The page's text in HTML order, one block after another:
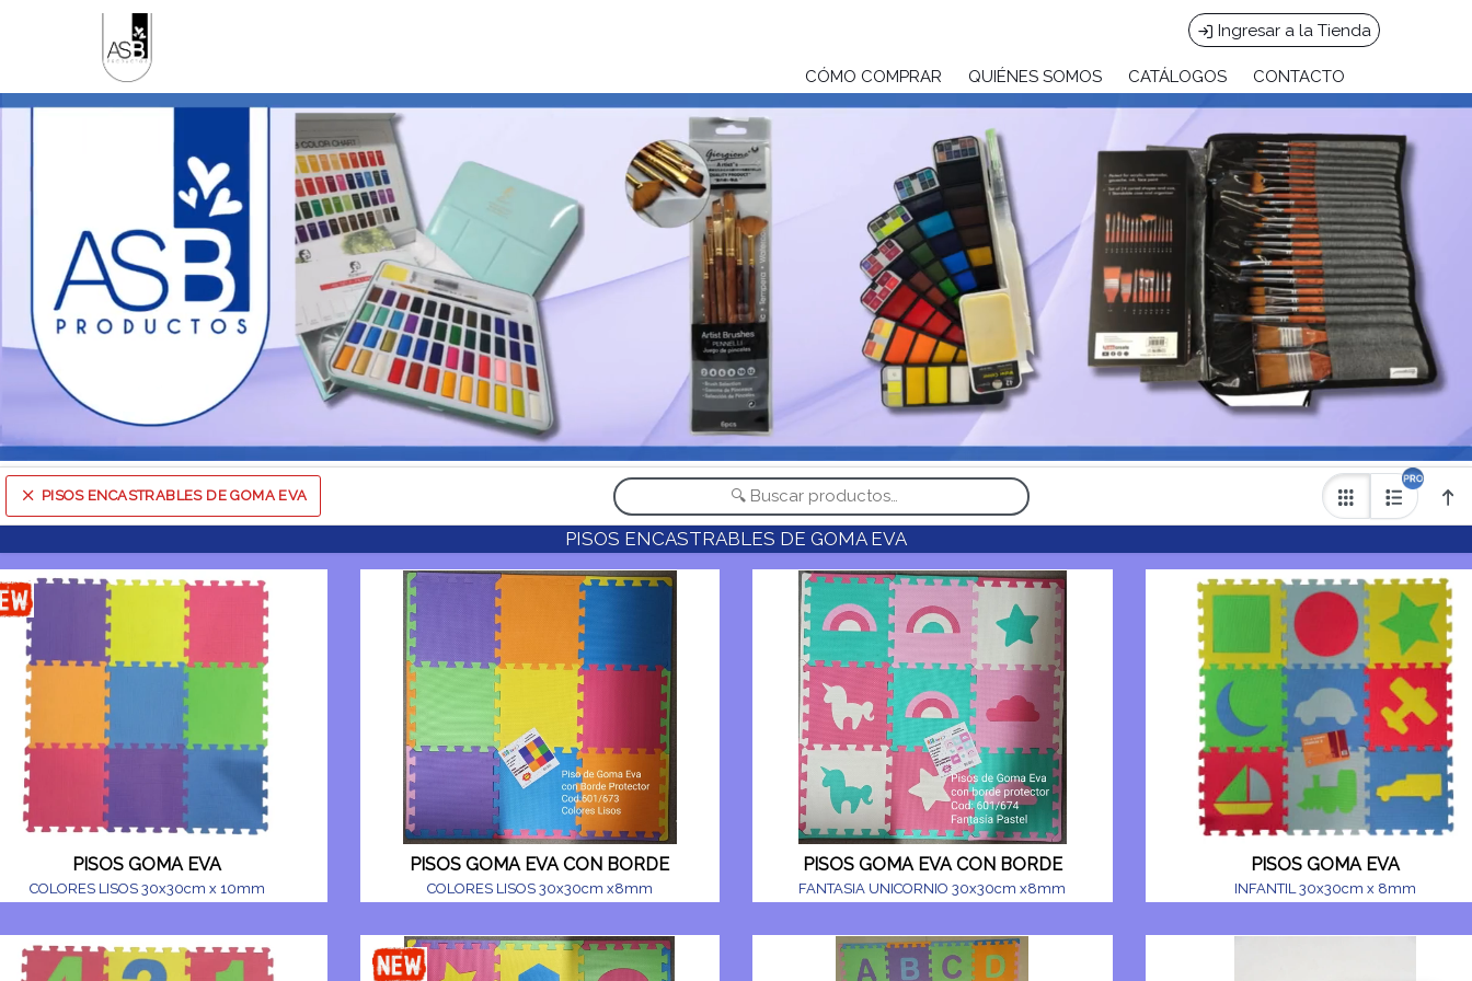
Comprá online productos de PISOS ENCASTRABLES DE GOMA EVA en ASB PRODUCTOS
Ingresar a la Tienda
CÓMO COMPRAR QUIÉNES SOMOS CATÁLOGOS CONTACTO
PISOS ENCASTRABLES DE GOMA EVA
Comprá online productos de PISOS ENCASTRABLES DE GOMA EVA en ASB PRODUCTOSPISOS ENCASTRABLES DE GOMA EVA
PISOS GOMA EVA
COLORES LISOS 30x30cm x 10mm
PISOS GOMA EVA CON BORDE
COLORES LISOS 30x30cm x8mm
PISOS GOMA EVA CON BORDE
FANTASIA UNICORNIO 30x30cm x8mm
PISOS GOMA EVA
INFANTIL 30x30cm x 8mm